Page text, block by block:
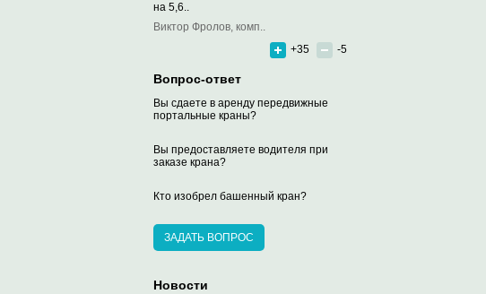
на 5,6..
Виктор Фролов, комп..
+35
-5
Вопрос-ответ
Вы сдаете в аренду передвижные
портальные краны?
Вы предоставляете водителя при
заказе крана?
Кто изобрел башенный кран?
ЗАДАТЬ ВОПРОС
Новости